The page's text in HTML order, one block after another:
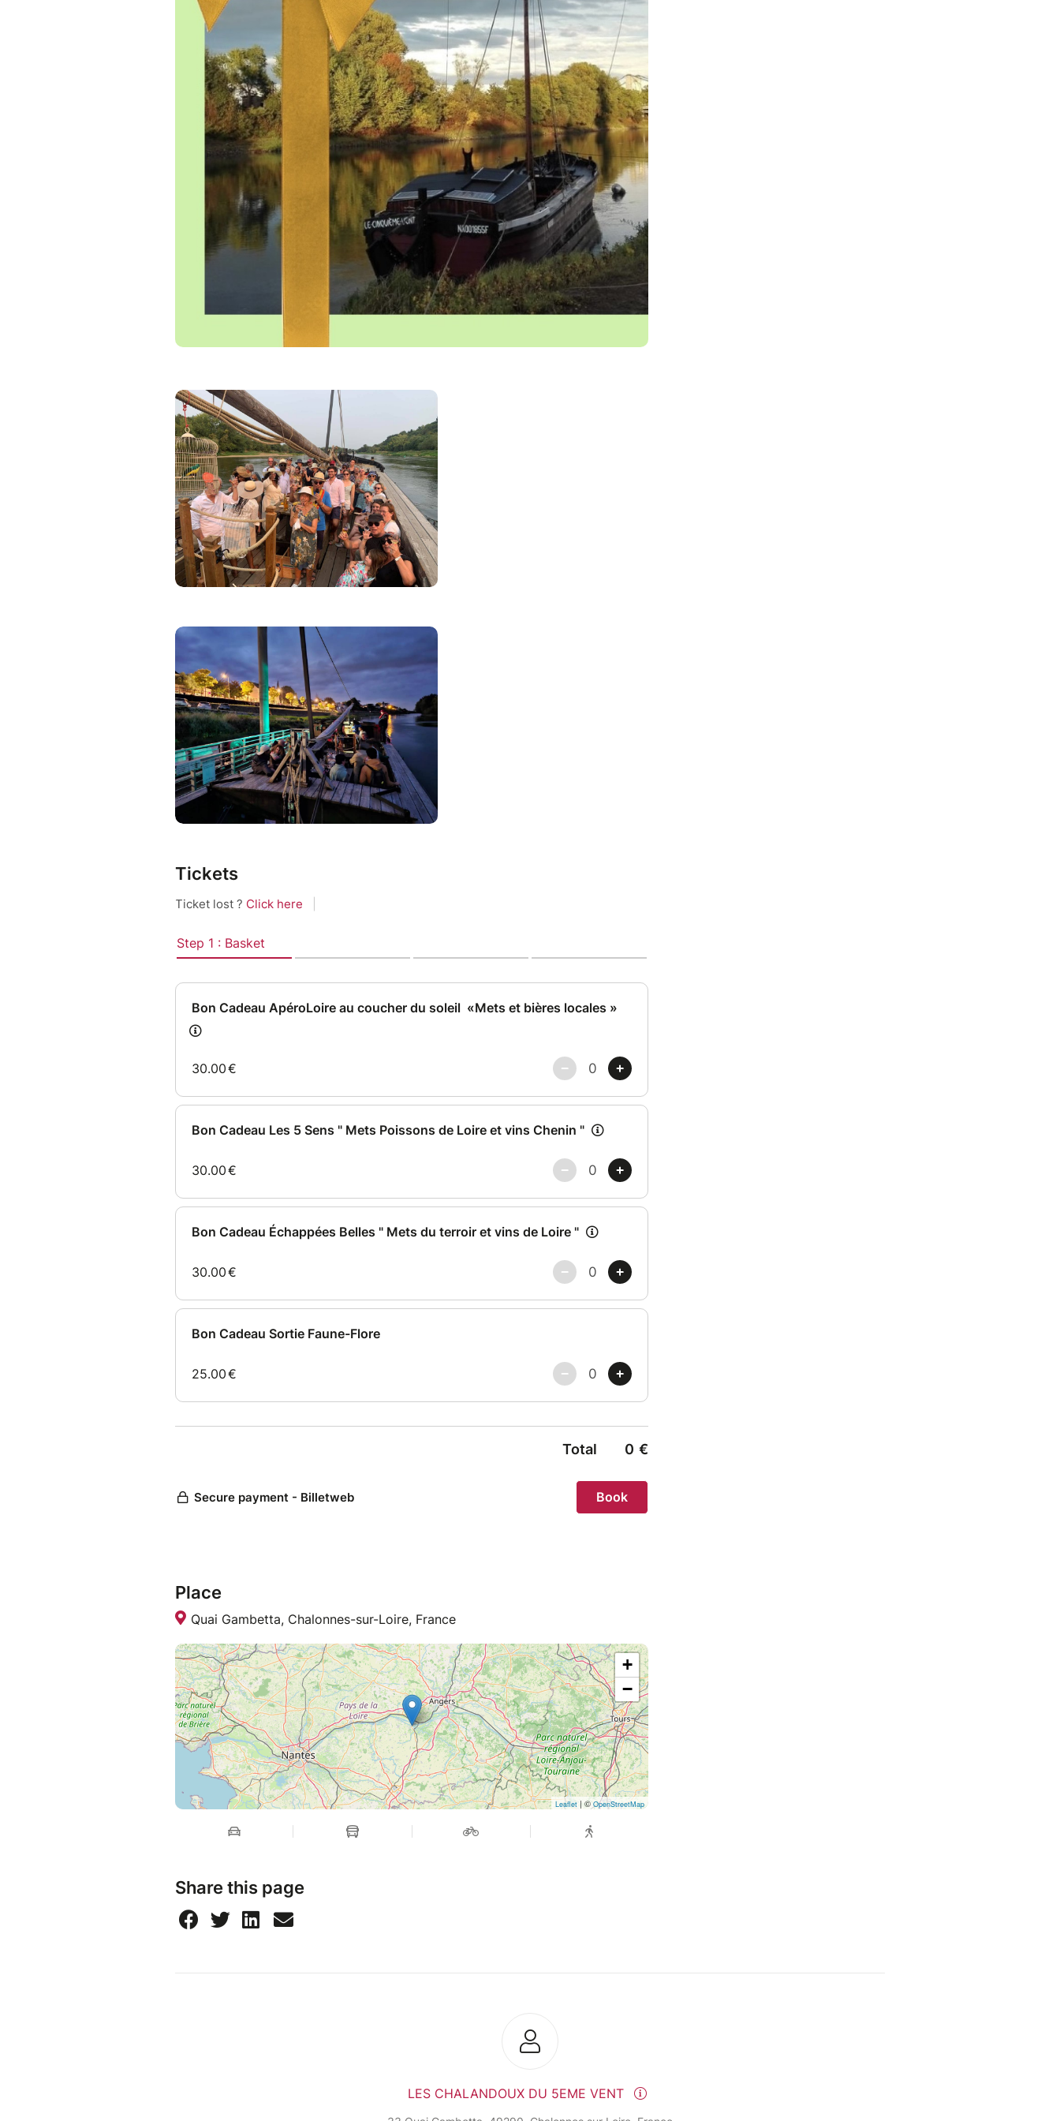
convient et devra se laisser guider pour finaliser son inscription.
Un Bon Cadeau est valable uniquement pour la réservation d'une navigation
pour la saison en cours.
Il ne peut pas être échangé ou remboursé. Le délai d'utilisation est fixe et ne
peut pas être prolongé.
Tickets
Place
Quai Gambetta, Chalonnes-sur-Loire, France
+
−
Leaflet | © OpenStreetMap
Share this page
LES CHALANDOUX DU 5EME VENT